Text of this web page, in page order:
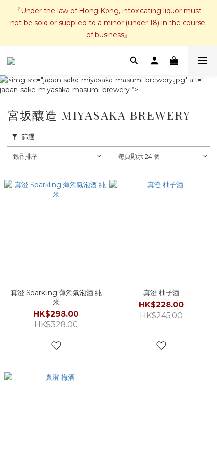
『Under the law of Hong Kong, intoxicating liquor must
not be sold or supplied to a minor (under 18) in the course
of business』
宮坂釀造 MIYASAKA BREWERY
篩選
商品排序 每頁顯示 24 個
真澄 Sparkling 薄濁氣泡酒 純
米
HK$298.00
HK$328.00
真澄 柚子酒
HK$228.00
HK$245.00